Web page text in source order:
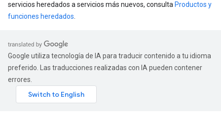
servicios heredados a servicios más nuevos, consulta Productos y
funciones heredados
Google utiliza tecnología de IA para traducir contenido a tu idioma
preferido. Las traducciones realizadas con IA pueden contener
errores.